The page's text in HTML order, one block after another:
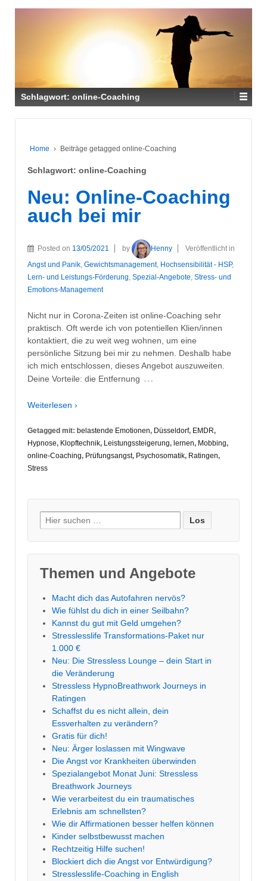
Schlagwort: online-Coaching
Home › Beiträge getagged online-Coaching
Schlagwort: online-Coaching
Neu: Online-Coaching
auch bei mir
Posted on 13/05/2021 by Henny
Veröffentlicht in
Angst und Panik, Gewichtsmanagement, Hochsensibilität - HSP,
Lern- und Leistungs-Förderung, Spezial-Angebote, Stress- und
Emotions-Management
Nicht nur in Corona-Zeiten ist online-Coaching sehr
praktisch. Oft werde ich von potentiellen Klien/innen
kontaktiert, die zu weit weg wohnen, um eine
persönliche Sitzung bei mir zu nehmen. Deshalb habe
ich mich entschlossen, dieses Angebot auszuweiten.
Deine Vorteile: die Entfernung …
Weiterlesen ›
Getagged mit: belastende Emotionen, Düsseldorf, EMDR,
Hypnose, Klopftechnik, Leistungssteigerung, lernen, Mobbing,
online-Coaching, Prüfungsangst, Psychosomatik, Ratingen,
Stress
Suche
nach:
Themen und Angebote
Macht dich das Autofahren nervös?
Wie fühlst du dich in einer Seilbahn?
Kannst du gut mit Geld umgehen?
Stresslesslife Transformations-Paket nur
1.000 €
Neu: Die Stressless Lounge – dein Start in
die Veränderung
Stressless HypnoBreathwork Journeys in
Ratingen
Schaffst du es nicht allein, dein
Essverhalten zu verändern?
Gratis für dich!
Neu: Ärger loslassen mit Wingwave
Die Angst vor Krankheiten überwinden
Spezialangebot Monat Juni: Stressless
Breathwork Journeys
Wie verarbeitest du ein traumatisches
Erlebnis am schnellsten?
Wie dir Affirmationen besser helfen können
Kinder selbstbewusst machen
Rechtzeitig Hilfe suchen!
Blockiert dich die Angst vor Entwürdigung?
Stresslesslife-Coaching in English